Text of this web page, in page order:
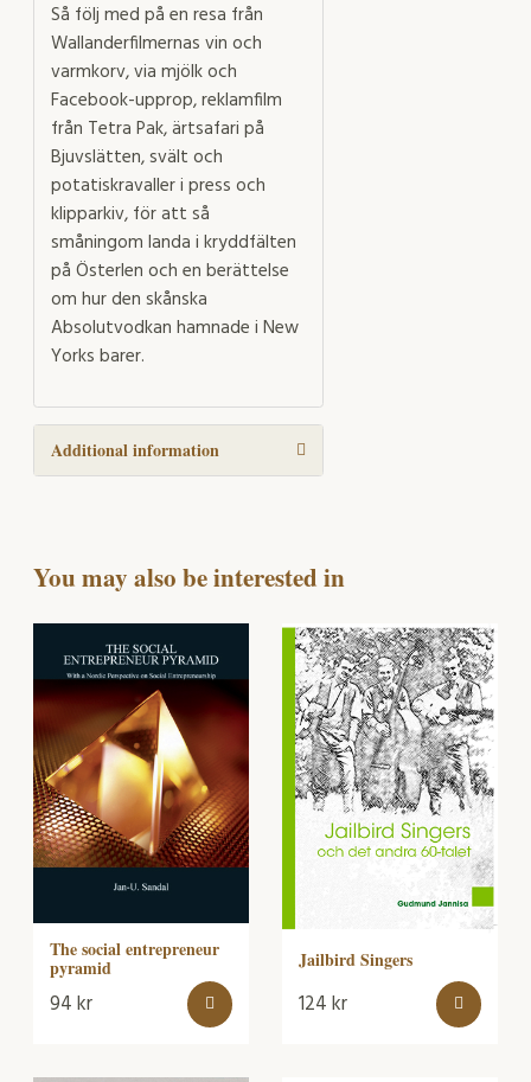
Så följ med på en resa från
Wallanderfilmernas vin och
varmkorv, via mjölk och
Facebook-upprop, reklamfilm
från Tetra Pak, ärtsafari på
Bjuvslätten, svält och
potatiskravaller i press och
klipparkiv, för att så
småningom landa i kryddfälten
på Österlen och en berättelse
om hur den skånska
Absolutvodkan hamnade i New
Yorks barer.
Additional information
You may also be interested in
The social entrepreneur
pyramid
94kr
Jailbird Singers
124kr